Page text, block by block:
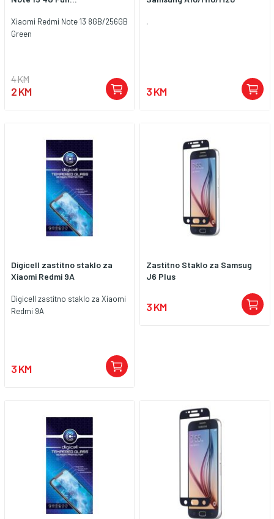
Xiaomi Redmi Note 13 8GB/256GB
Green
4 KM
2 KM
.
3 KM
Digicell zastitno staklo za
Xiaomi Redmi 9A
Digicell zastitno staklo za Xiaomi
Redmi 9A
3 KM
Zastitno Staklo za Samsug
J6 Plus
3 KM